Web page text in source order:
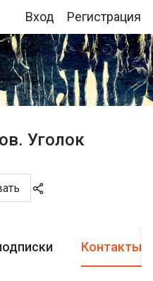
Вход Регистрация
Уголок
Контакты